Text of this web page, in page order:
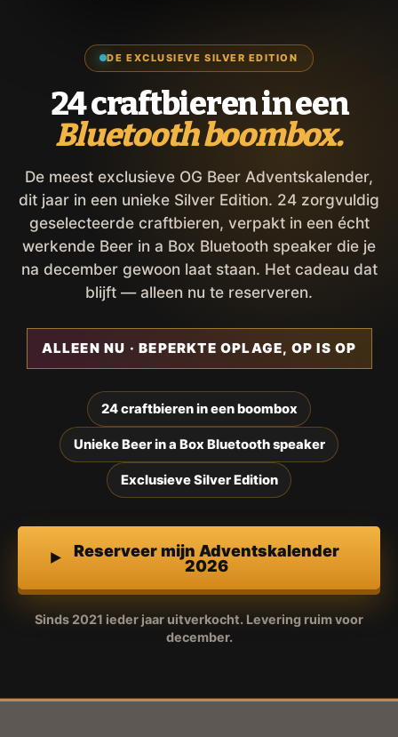
DE EXCLUSIEVE SILVER EDITION
24 craftbieren in een
Bluetooth boombox.
De meest exclusieve OG Beer Adventskalender,
dit jaar in een unieke Silver Edition. 24 zorgvuldig
geselecteerde craftbieren, verpakt in een écht
werkende Beer in a Box Bluetooth speaker die je
na december gewoon laat staan. Het cadeau dat
blijft — alleen nu te reserveren.
ALLEEN NU · BEPERKTE OPLAGE, OP IS OP
24 craftbieren in een boombox
Unieke Beer in a Box Bluetooth speaker
Exclusieve Silver Edition
Reserveer mijn Adventskalender
2026
Sinds 2021 ieder jaar uitverkocht. Levering ruim voor
december.